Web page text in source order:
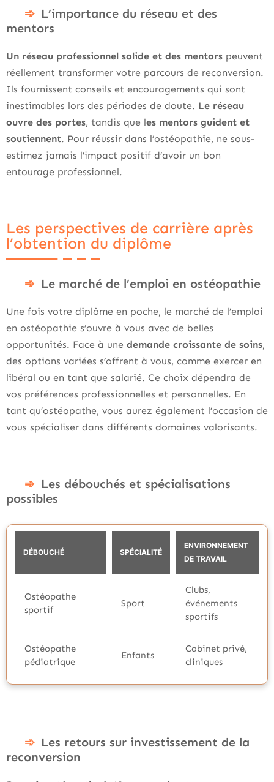
L’importance du réseau et des
mentors
Un réseau professionnel solide et des mentors peuvent
réellement transformer votre parcours de reconversion.
Ils fournissent conseils et encouragements qui sont
inestimables lors des périodes de doute. Le réseau
ouvre des portes, tandis que les mentors guident et
soutiennent. Pour réussir dans l’ostéopathie, ne sous-
estimez jamais l’impact positif d’avoir un bon
entourage professionnel.
Les perspectives de carrière après
l’obtention du diplôme
Le marché de l’emploi en ostéopathie
Une fois votre diplôme en poche, le marché de l’emploi
en ostéopathie s’ouvre à vous avec de belles
opportunités. Face à une demande croissante de soins,
des options variées s’offrent à vous, comme exercer en
libéral ou en tant que salarié. Ce choix dépendra de
vos préférences professionnelles et personnelles. En
tant qu’ostéopathe, vous aurez également l’occasion de
vous spécialiser dans différents domaines valorisants.
Les débouchés et spécialisations
possibles
DÉBOUCHÉ SPÉCIALITÉ
ENVIRONNEMENT
DE TRAVAIL
Ostéopathe
sportif
Sport
Clubs,
événements
sportifs
Ostéopathe
pédiatrique
Enfants
Cabinet privé,
cliniques
Les retours sur investissement de la
reconversion